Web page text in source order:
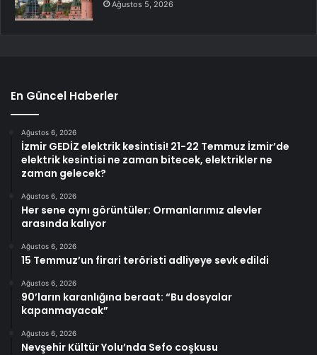
Ağustos 5, 2026
En Güncel Haberler
Ağustos 6, 2026
İzmir GEDİZ elektrik kesintisi! 21-22 Temmuz İzmir’de
elektrik kesintisi ne zaman bitecek, elektrikler ne
zaman gelecek?
Ağustos 6, 2026
Her sene aynı görüntüler: Ormanlarımız alevler
arasında kalıyor
Ağustos 6, 2026
15 Temmuz’un firari teröristi adliyeye sevk edildi
Ağustos 6, 2026
90’ların karanlığına beraat: “Bu dosyalar
kapanmayacak”
Ağustos 6, 2026
Nevşehir Kültür Yolu’nda Sefo coşkusu